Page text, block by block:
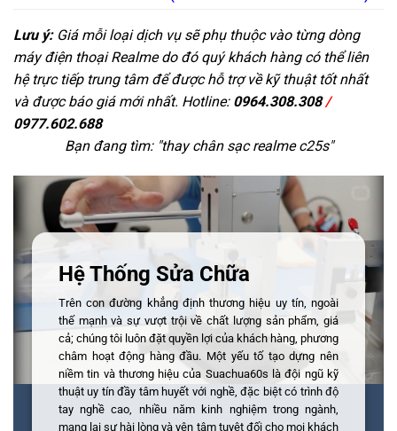
Lưu ý:Giá mỗi loại dịch vụ sẽ phụ thuộc vào từng dòng
máy điện thoại Realme do đó quý khách hàng có thể liên
hệ trực tiếp trung tâm để được hỗ trợ về kỹ thuật tốt nhất
và được báo giá mới nhất. Hotline: 0964.308.308/
0977.602.688
Bạn đang tìm: "thay chân sạc realme c25s"
Hệ Thống Sửa Chữa
Trên con đường khẳng định thương hiệu uy tín, ngoài
thế mạnh và sự vượt trội về chất lượng sản phẩm, giá
cả; chúng tôi luôn đặt quyền lợi của khách hàng, phương
châm hoạt động hàng đầu. Một yếu tố tạo dựng nên
niềm tin và thương hiệu của Suachua60s là đội ngũ kỹ
thuật uy tín đầy tâm huyết với nghề, đặc biệt có trình độ
tay nghề cao, nhiều năm kinh nghiệm trong ngành,
mang lại sự hài lòng và yên tâm tuyệt đối cho mọi khách